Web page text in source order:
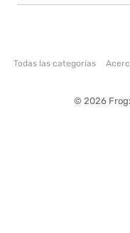
Todas las categorías
© 2026